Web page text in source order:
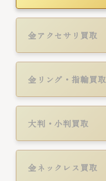
金アクセサリ買取
金リング・指輪買取
大判・小判買取
金ネックレス買取